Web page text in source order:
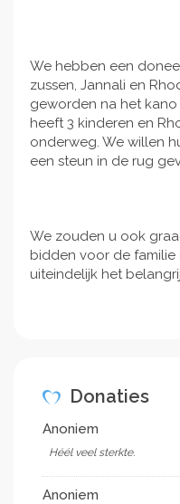
We hebben een
zussen, Jannali en
geworden na het kano
heeft 3 kinderen en
onderweg. We willen
een steun in de rug
We zouden u ook
bidden voor de familie
uiteindelijk het
Donaties
Anoniem
Héél veel sterkte.
Anoniem